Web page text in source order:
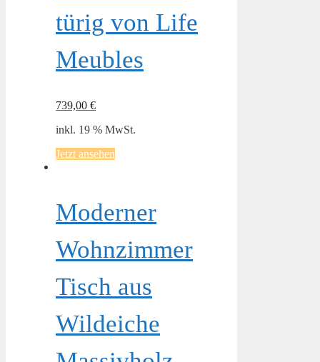
türig von Life
Meubles
739,00 €
inkl. 19 % MwSt.
Jetzt ansehen
Moderner
Wohnzimmer
Tisch aus
Wildeiche